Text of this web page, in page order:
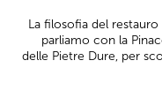
La filosofia del
parliamo con la
delle Pietre Dure, per